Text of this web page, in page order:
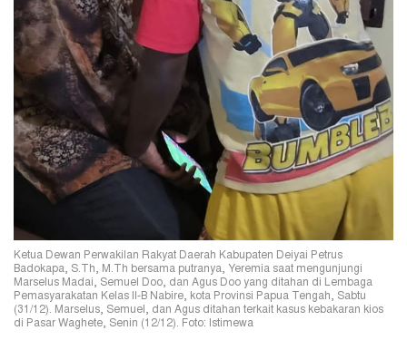
Ketua Dewan Perwakilan Rakyat Daerah Kabupaten Deiyai Petrus
Badokapa, S.Th, M.Th bersama putranya, Yeremia saat mengunjungi
Marselus Madai, Semuel Doo, dan Agus Doo yang ditahan di Lembaga
Pemasyarakatan Kelas II-B Nabire, kota Provinsi Papua Tengah, Sabtu
(31/12). Marselus, Semuel, dan Agus ditahan terkait kasus kebakaran kios
di Pasar Waghete, Senin (12/12). Foto: Istimewa